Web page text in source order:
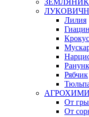
Лилия
Крокус
Рябчик
От
От